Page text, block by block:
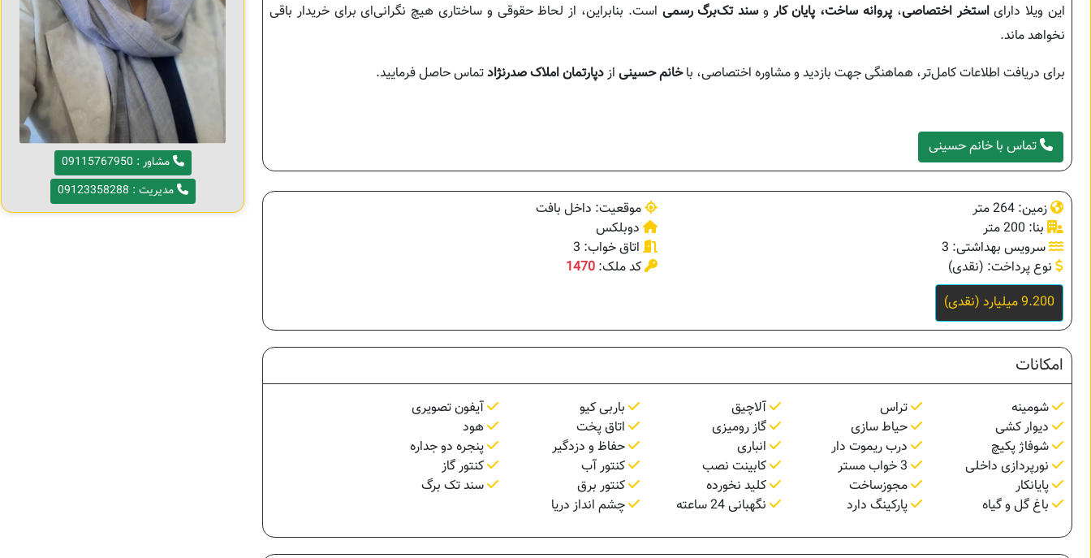
مشاور : 09115767950
مدیریت : 09123358288
این ویلا دارایاستخر اختصاصی، پروانه ساخت، پایان کار و سند تک‌برگ رسمی است. بنابراین، از لحاظ حقوقی و ساختاری هیچ نگرانی‌ای برای خریدار باقی
نخواهد ماند.
برای دریافت اطلاعات کامل‌تر، هماهنگی جهت بازدید و مشاوره اختصاصی، باخانم حسینی ازدپارتمان املاک صدرنژادتماس حاصل فرمایید.
تماس با خانم حسینی
زمین: 264 متر
موقعیت: داخل بافت
بنا: 200 متر
دوبلکس
سرویس بهداشتی: 3
اتاق خواب: 3
نوع پرداخت: (نقدی)
کد ملک: 1470
9.200 میلیارد (نقدی)
امکانات
شومینه تراس آلاچیق باربی کیو
آیفون تصویری
دیوار کشی
حیاط سازی گاز رومیزی اتاق پخت
هود
شوفاژ پکیچ
درب ریموت دار انباری حفاظ و دزدگیر
پنجره دو جداره
نورپردازی داخلی
کابینت نصب کنتور آب
کنتور گاز
پایانکار
مجوزساخت کلید نخورده کنتور برق
سند تک برگ
باغ گل و گیاه
پارکینگ دارد نگهبانی 24 ساعته چشم انداز دریا